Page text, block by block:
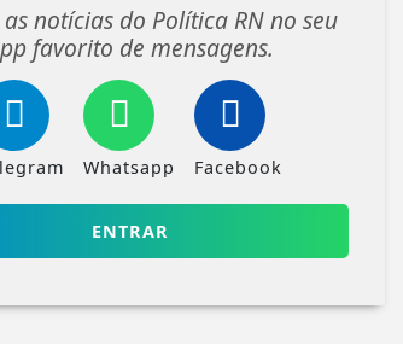
as notícias do Política RN no seu
favorito de mensagens.
Whatsapp Facebook
ENTRAR